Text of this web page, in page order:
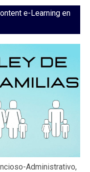
e-Learning en
Administrativo,